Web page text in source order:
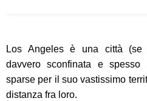
Los Angeles è una città (se
davvero sconfinata e
sparse per il suo vastissimo
distanza fra loro.